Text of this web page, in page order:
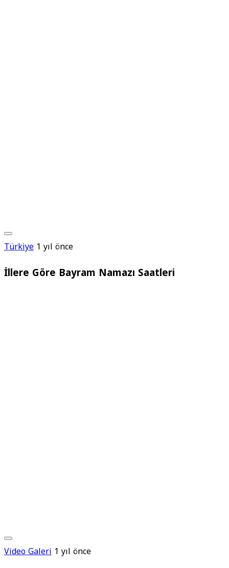
Türkiye 1 yıl önce
İllere Göre Bayram Namazı Saatleri
Video Galeri 1 yıl önce